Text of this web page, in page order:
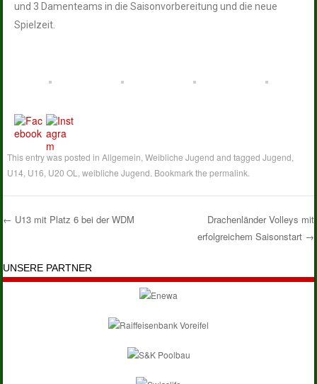
und 3 Damenteams in die Saisonvorbereitung und die neue
Spielzeit.
This entry was posted inAllgemein ,Weibliche Jugend and taggedJugend
U14 U16 U20 OL ,weibliche Jugend . Bookmark thepermalink
← U13 mit Platz 6 bei der WDM
Drachenländer Volleys mit
erfolgreichem Saisonstart →
UNSERE PARTNER